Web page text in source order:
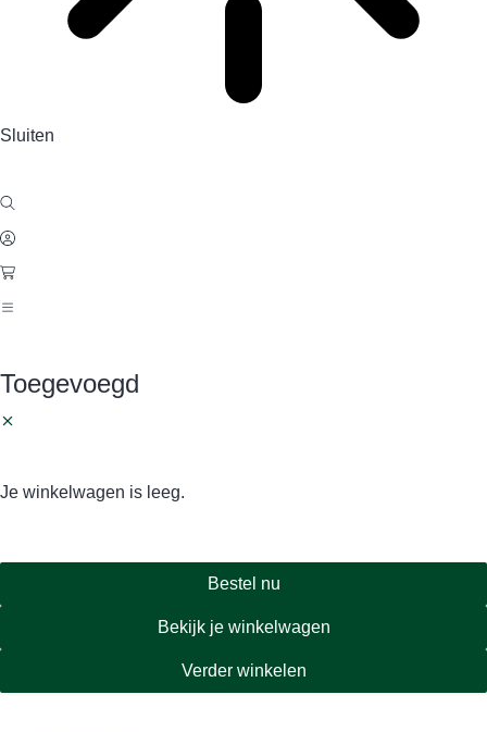
Sluiten
Toegevoegd
Je winkelwagen is leeg.
Bestel nu
Bekijk je winkelwagen
Verder winkelen